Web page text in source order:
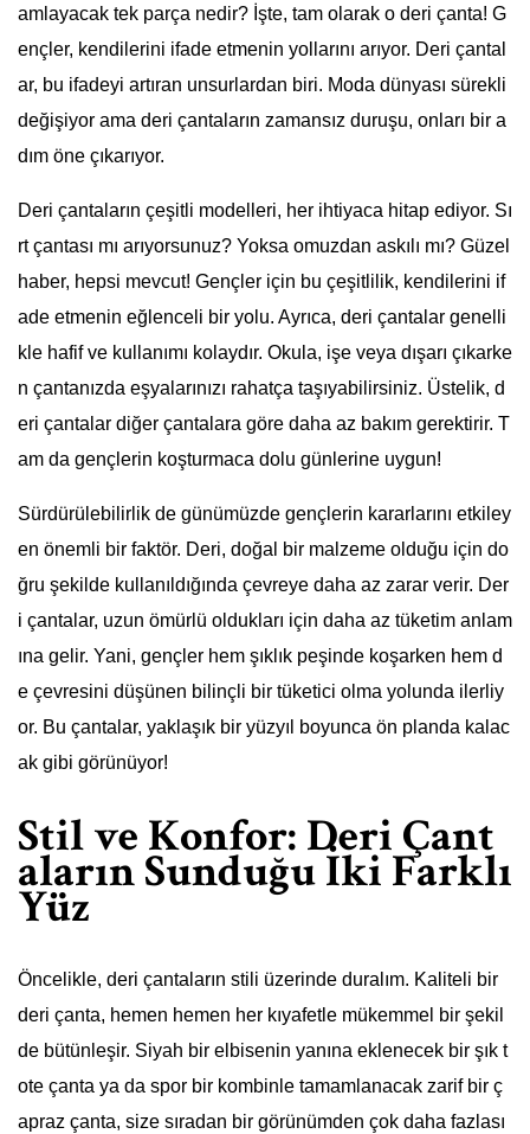
amlayacak tek parça nedir? İşte, tam olarak o deri çanta! G
ençler, kendilerini ifade etmenin yollarını arıyor. Deri çantal
ar, bu ifadeyi artıran unsurlardan biri. Moda dünyası sürekli
değişiyor ama deri çantaların zamansız duruşu, onları bir a
dım öne çıkarıyor.
Deri çantaların çeşitli modelleri, her ihtiyaca hitap ediyor. Sı
rt çantası mı arıyorsunuz? Yoksa omuzdan askılı mı? Güzel
haber, hepsi mevcut! Gençler için bu çeşitlilik, kendilerini if
ade etmenin eğlenceli bir yolu. Ayrıca, deri çantalar genelli
kle hafif ve kullanımı kolaydır. Okula, işe veya dışarı çıkarke
n çantanızda eşyalarınızı rahatça taşıyabilirsiniz. Üstelik, d
eri çantalar diğer çantalara göre daha az bakım gerektirir. T
am da gençlerin koşturmaca dolu günlerine uygun!
Sürdürülebilirlik de günümüzde gençlerin kararlarını etkiley
en önemli bir faktör. Deri, doğal bir malzeme olduğu için do
ğru şekilde kullanıldığında çevreye daha az zarar verir. Der
i çantalar, uzun ömürlü oldukları için daha az tüketim anlam
ına gelir. Yani, gençler hem şıklık peşinde koşarken hem d
e çevresini düşünen bilinçli bir tüketici olma yolunda ilerliy
or. Bu çantalar, yaklaşık bir yüzyıl boyunca ön planda kalac
ak gibi görünüyor!
Stil ve Konfor: Deri Çant
aların Sunduğu İki Farklı
Yüz
Öncelikle, deri çantaların stili üzerinde duralım. Kaliteli bir
deri çanta, hemen hemen her kıyafetle mükemmel bir şekil
de bütünleşir. Siyah bir elbisenin yanına eklenecek bir şık t
ote çanta ya da spor bir kombinle tamamlanacak zarif bir ç
apraz çanta, size sıradan bir görünümden çok daha fazlası